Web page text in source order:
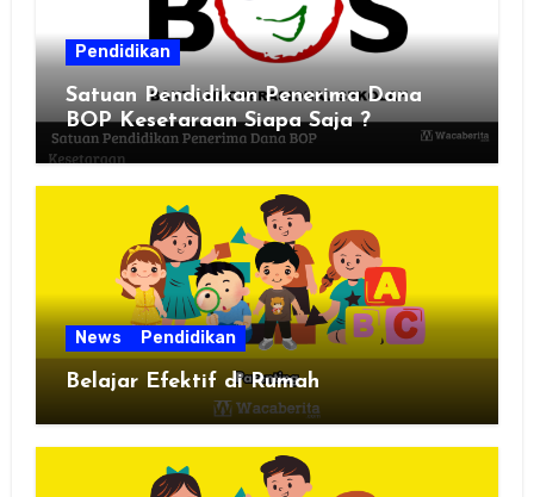
Pendidikan
Satuan Pendidikan Penerima Dana
BOP Kesetaraan Siapa Saja ?
News Pendidikan
Belajar Efektif di Rumah